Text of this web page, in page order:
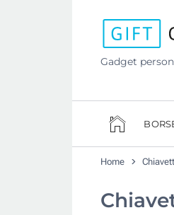
Gadget
Home